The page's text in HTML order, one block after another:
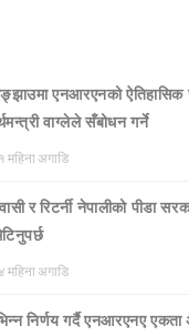
एनआरएनको
वाग्लेले सँबोधन गर्ने
१ महिना अगाडि
र रिटर्नी नेपालीको पीडा
४ महिना अगाडि
निर्णय गर्दै एनआरएनए